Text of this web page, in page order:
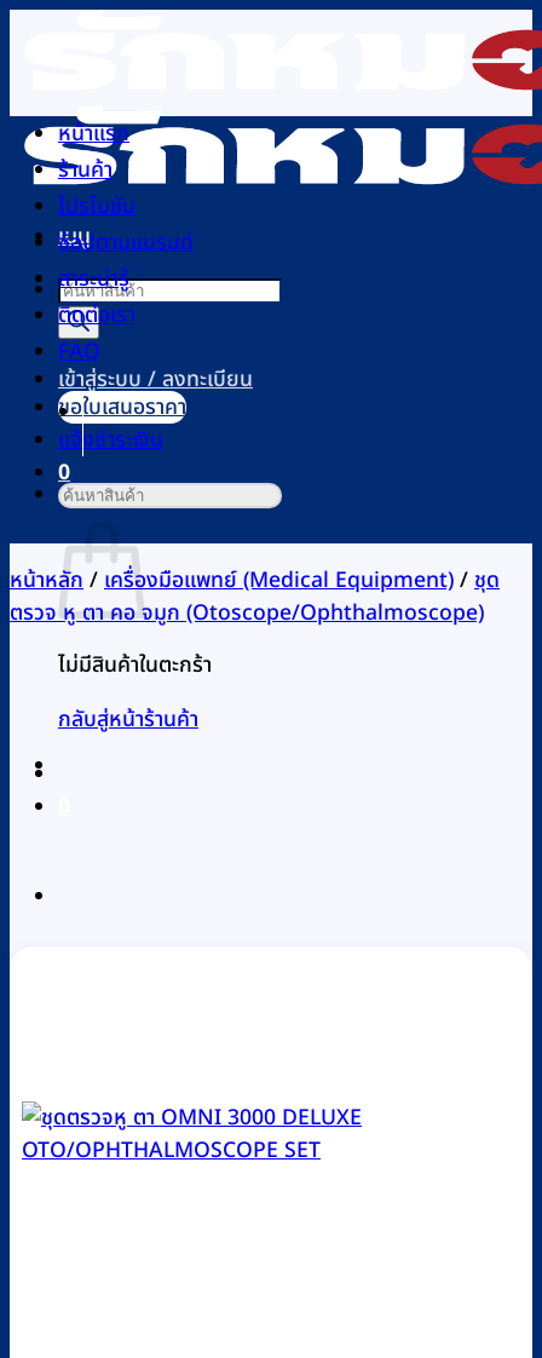
เนื้อหา
เมนู
Products
search
เข้าสู่ระบบ / ลงทะเบียน
0
ตะกร้าสินค้า
ไม่มีสินค้าในตะกร้า
กลับสู่หน้าร้านค้า
หน้าแรก
ร้านค้า
โปรโมชัน
ช้อปตามแบรนด์
สาระน่ารู้
ติดต่อเรา
FAQ
ขอใบเสนอราคา
แจ้งชำระเงิน
ค้นหา:
หน้าหลัก/เครื่องมือแพทย์ (Medical Equipment)/ชุด
ตรวจ หู ตา คอ จมูก (Otoscope/Ophthalmoscope)